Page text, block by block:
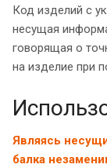
Код изделий с
несущая
говорящая о
на изделие при
Являясь
балка